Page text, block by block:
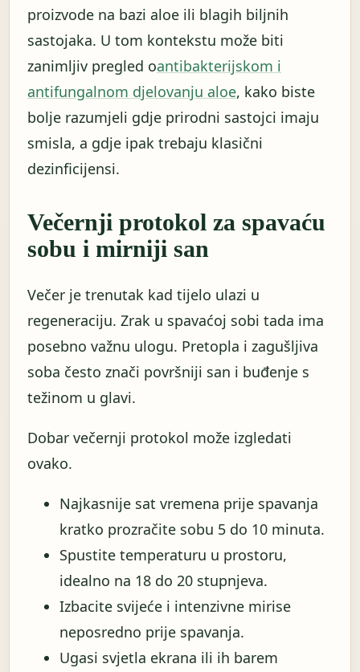
proizvode na bazi aloe ili blagih biljnih
sastojaka. U tom kontekstu može biti
zanimljiv pregled oantibakterijskom i
antifungalnom djelovanju aloe, kako biste
bolje razumjeli gdje prirodni sastojci imaju
smisla, a gdje ipak trebaju klasični
dezinficijensi.
Večernji protokol za spavaću
sobu i mirniji san
Večer je trenutak kad tijelo ulazi u
regeneraciju. Zrak u spavaćoj sobi tada ima
posebno važnu ulogu. Pretopla i zagušljiva
soba često znači površniji san i buđenje s
težinom u glavi.
Dobar večernji protokol može izgledati
ovako.
Najkasnije sat vremena prije spavanja
kratko prozračite sobu 5 do 10 minuta.
Spustite temperaturu u prostoru,
idealno na 18 do 20 stupnjeva.
Izbacite svijeće i intenzivne mirise
neposredno prije spavanja.
Ugasi svjetla ekrana ili ih barem